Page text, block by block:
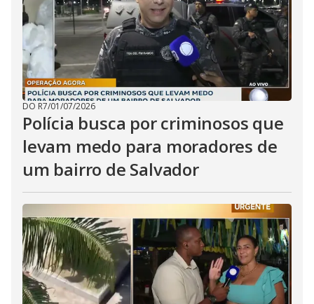
DO R7/01/07/2026
Polícia busca por criminosos que
levam medo para moradores de
um bairro de Salvador